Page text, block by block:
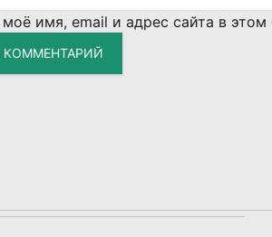
имя, email и адрес сайта в